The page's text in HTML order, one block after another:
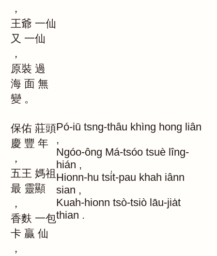
，
王爺 一仙
又 一仙
，
原裝 過
海 面 無
變 。
保佑 莊頭
慶 豐 年
，
五王 媽祖
最 靈顯
，
香麩 一包
卡 贏 仙
，
Pó-iū tsng-thâu khìng hong liân
,
Ngóo-ông Má-tsóo tsuè lîng-
hián ,
Hionn-hu tsi̍t-pau khah iânn
sian ,
Kuah-hionn tsò-tsiò lāu-jia̍t
thian .